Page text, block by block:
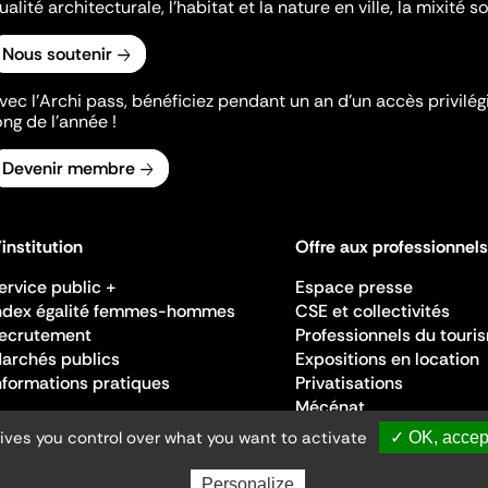
architecturale, l'habitat et la nature en ville, la mixité
Nous soutenir
l’Archi pass, bénéficiez pendant un an d’un accès
de l’année !
Devenir membre
public +
égalité femmes-hommes
publics
pratiques
Offre aux professionnels
Espace presse
CSE et collectivités
Professionnels du
Expositions en location
Privatisations
Mécénat
you control over what you want to activate ✓ OK,
Personalize